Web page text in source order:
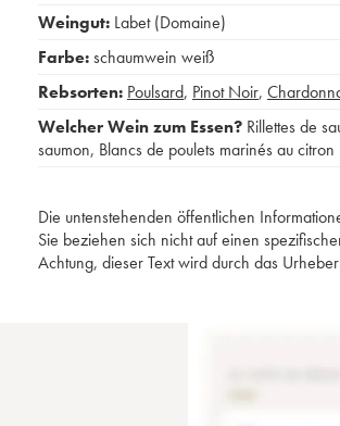
Weingut: Labet (Domaine)
Farbe:schaumwein weiß
Rebsorten: Poulsard, Pinot Noir,
Welcher Wein zum Essen? Rillettes de
saumon, Blancs de poulets marinés au citron
Die untenstehenden öffentlichen
Sie beziehen sich nicht auf einen
Achtung, dieser Text wird durch das